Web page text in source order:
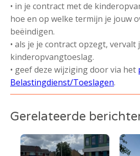
• in je contract met de
hoe en op welke termijn je jouw
beëindigen.
• als je je contract opzegt, vervalt
kinderopvangtoeslag.
• geef deze wijziging door via het
Belastingdienst/Toeslagen.
Gerelateerde